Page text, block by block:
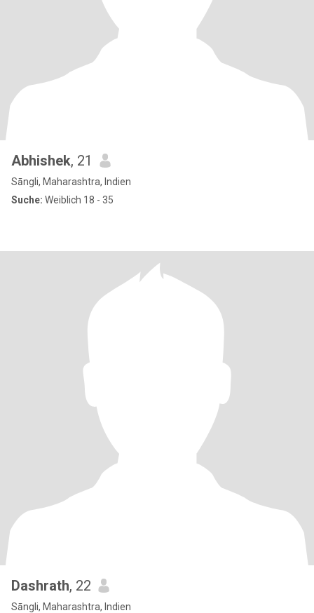
Abhishek, 21
Sāngli, Maharashtra, Indien
Suche: Weiblich 18 - 35
Dashrath, 22
Sāngli, Maharashtra, Indien